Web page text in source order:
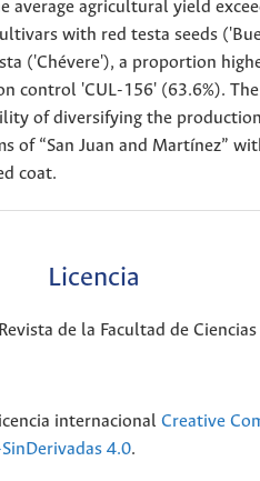
average agricultural yield
with red testa seeds
('Chévere'), a proportion
control 'CUL-156' (63.6%).
of diversifying the
of “San Juan and Martínez”
coat.
Licencia
de la Facultad de Ciencias
internacional Creative
4.0.